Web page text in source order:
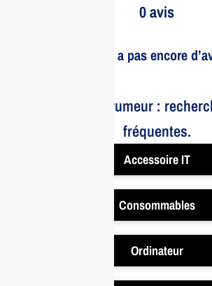
0 avis
Il n’y a pas encore
Le bruit et la rumeur :
fréquentes.
Accessoire IT
Consommables
Ordinateur